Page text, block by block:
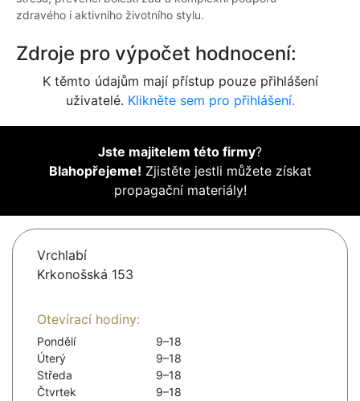
zdravého i aktivního životního stylu.
Zdroje pro výpočet hodnocení:
K těmto údajům mají přístup pouze přihlášení
uživatelé. Klikněte sem pro přihlášení.
Jste majitelem této firmy?
Blahopřejeme! Zjistěte jestli můžete získat
propagační materiály!
Vrchlabí
Krkonošská 153
Otevírací hodiny:
Pondělí
9–18
Úterý
9–18
Středa
9–18
Čtvrtek
9–18